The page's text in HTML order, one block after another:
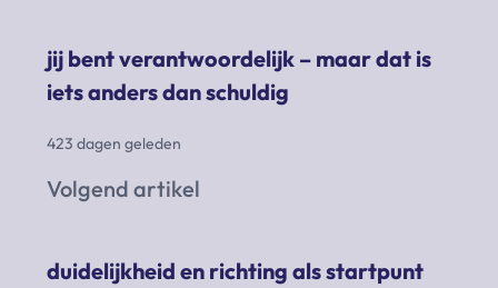
jij bent verantwoordelijk – maar dat is
iets anders dan schuldig
423 dagen geleden
Volgend artikel
duidelijkheid en richting als startpunt